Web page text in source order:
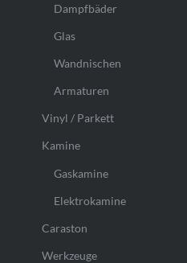
Dampfbäder
Glas
Wandnischen
Armaturen
Vinyl / Parkett
Kamine
Gaskamine
Elektrokamine
Caraston
Werkzeuge